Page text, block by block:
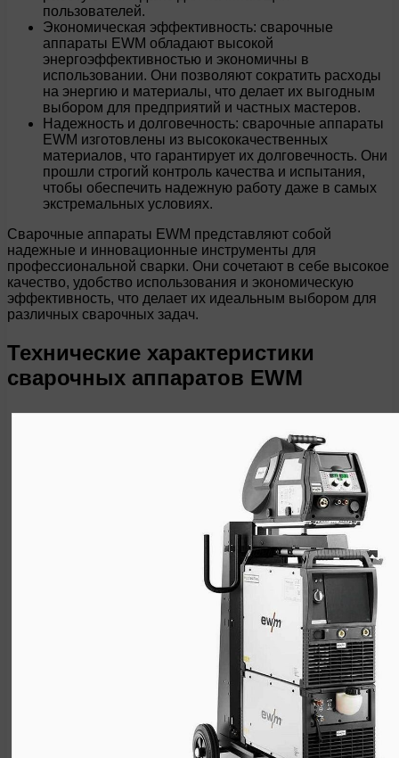
пользователей.
Экономическая эффективность: сварочные
аппараты EWM обладают высокой
энергоэффективностью и экономичны в
использовании. Они позволяют сократить расходы
на энергию и материалы, что делает их выгодным
выбором для предприятий и частных мастеров.
Надежность и долговечность: сварочные аппараты
EWM изготовлены из высококачественных
материалов, что гарантирует их долговечность. Они
прошли строгий контроль качества и испытания,
чтобы обеспечить надежную работу даже в самых
экстремальных условиях.
Сварочные аппараты EWM представляют собой
надежные и инновационные инструменты для
профессиональной сварки. Они сочетают в себе высокое
качество, удобство использования и экономическую
эффективность, что делает их идеальным выбором для
различных сварочных задач.
Технические характеристики
сварочных аппаратов EWM